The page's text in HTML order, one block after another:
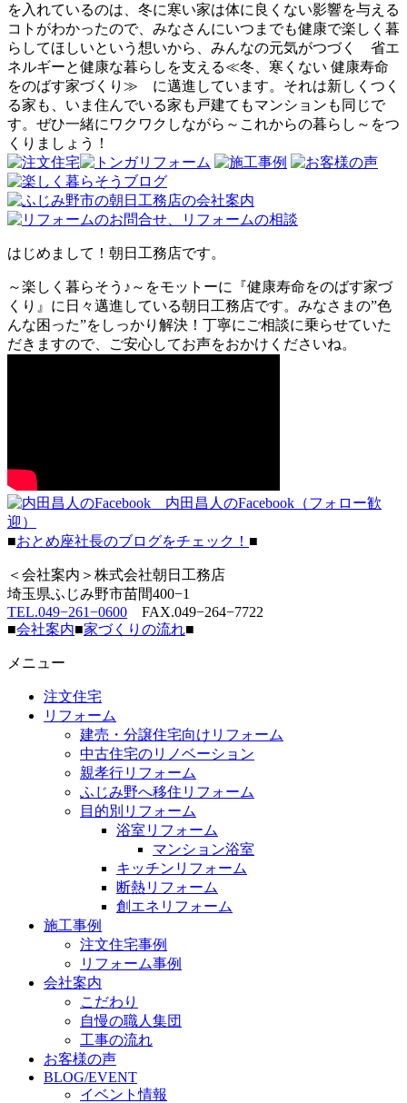
を入れているのは、冬に寒い家は体に良くない影響を与える
コトがわかったので、みなさんにいつまでも健康で楽しく暮
らしてほしいという想いから、みんなの元気がつづく 省エ
ネルギーと健康な暮らしを支える≪冬、寒くない 健康寿命
をのばす家づくり≫ に邁進しています。それは新しくつく
る家も、いま住んでいる家も戸建てもマンションも同じで
す。ぜひ一緒にワクワクしながら～これからの暮らし～をつ
くりましょう！
はじめまして！朝日工務店です。
～楽しく暮らそう♪～をモットーに『健康寿命をのばす家づ
くり』に日々邁進している朝日工務店です。みなさまの”色
んな困った”をしっかり解決！丁寧にご相談に乗らせていた
だきますので、ご安心してお声をおかけくださいね。
内田昌人のFacebook（フォロー歓
迎）
■おとめ座社長のブログをチェック！ ■
＜会社案内＞株式会社朝日工務店
埼玉県ふじみ野市苗間400−1
TEL.049−261−0600 FAX.049−264−7722
■会社案内■家づくりの流れ■
メニュー
注文住宅
リフォーム
建売・分譲住宅向けリフォーム
中古住宅のリノベーション
親孝行リフォーム
ふじみ野へ移住リフォーム
目的別リフォーム
浴室リフォーム
マンション浴室
キッチンリフォーム
断熱リフォーム
創エネリフォーム
施工事例
注文住宅事例
リフォーム事例
会社案内
こだわり
自慢の職人集団
工事の流れ
お客様の声
BLOG/EVENT
イベント情報